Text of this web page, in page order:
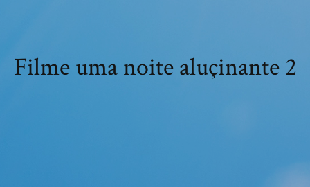
Filme uma noite aluçinante 2